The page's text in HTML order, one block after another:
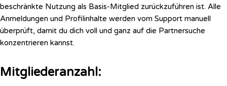
beschränkte Nutzung als Basis-Mitglied zurückzuführen ist. Alle
Anmeldungen und Profilinhalte werden vom Support manuell
überprüft, damit du dich voll und ganz auf die Partnersuche
konzentrieren kannst.
Mitgliederanzahl: